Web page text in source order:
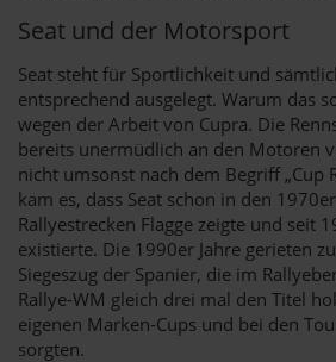
Seat und der Motorsport
Seat steht für Sportlichkeit und
entsprechend ausgelegt. Warum das
wegen der Arbeit von Cupra. Die
bereits unermüdlich an den Motoren
nicht umsonst nach dem Begriff „Cup
kam es, dass Seat schon in den
Rallyestrecken Flagge zeigte und seit
existierte. Die 1990er Jahre gerieten
Siegeszug der Spanier, die im
Rallye-WM gleich drei mal den Titel
eigenen Marken-Cups und bei den
sorgten.